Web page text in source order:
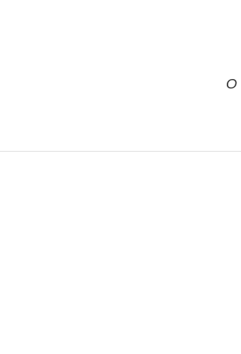
O